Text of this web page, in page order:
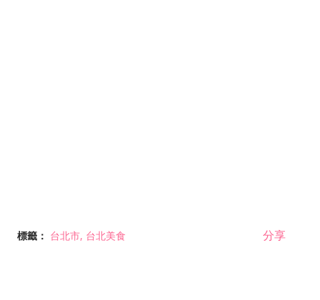
標籤： 台北市 台北美食 分享